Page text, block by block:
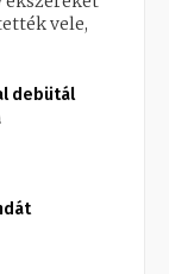
vele,
debütál